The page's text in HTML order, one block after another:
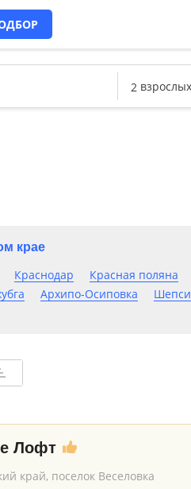
крае
Краснодар Красная поляна
Архипо-Осиповка Шепси
Лофт
край, поселок Веселовка